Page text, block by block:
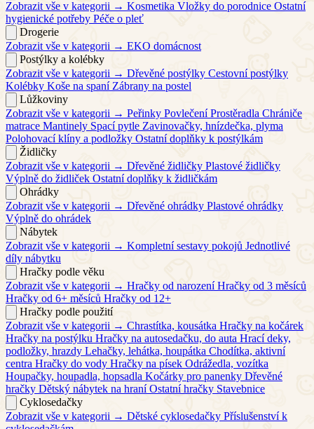
Zobrazit vše v kategorii → Kosmetika Vložky do porodnice Ostatní
hygienické potřeby Péče o pleť
Drogerie
Zobrazit vše v kategorii → EKO domácnost
Postýlky a kolébky
Zobrazit vše v kategorii → Dřevěné postýlky Cestovní postýlky
Kolébky Koše na spaní Zábrany na postel
Lůžkoviny
Zobrazit vše v kategorii → Peřinky Povlečení Prostěradla Chrániče
matrace Mantinely Spací pytle Zavinovačky, hnízdečka, plyma
Polohovací klíny a podložky Ostatní doplňky k postýlkám
Židličky
Zobrazit vše v kategorii → Dřevěné židličky Plastové židličky
Výplně do židliček Ostatní doplňky k židličkám
Ohrádky
Zobrazit vše v kategorii → Dřevěné ohrádky Plastové ohrádky
Výplně do ohrádek
Nábytek
Zobrazit vše v kategorii → Kompletní sestavy pokojů Jednotlivé
díly nábytku
Hračky podle věku
Zobrazit vše v kategorii → Hračky od narození Hračky od 3 měsíců
Hračky od 6+ měsíců Hračky od 12+
Hračky podle použití
Zobrazit vše v kategorii → Chrastítka, kousátka Hračky na kočárek
Hračky na postýlku Hračky na autosedačku, do auta Hrací deky,
podložky, hrazdy Lehačky, lehátka, houpátka Chodítka, aktivní
centra Hračky do vody Hračky na písek Odrážedla, vozítka
Houpačky, houpadla, hopsadla Kočárky pro panenky Dřevěné
hračky Dětský nábytek na hraní Ostatní hračky Stavebnice
Cyklosedačky
Zobrazit vše v kategorii → Dětské cyklosedačky Příslušenství k